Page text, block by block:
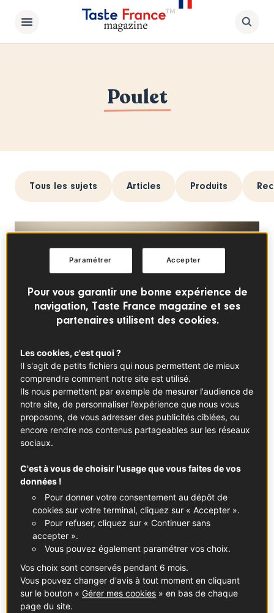
Poulet
Tous les sujets Articles Produits
Chicken Hezi
Pour le Foodies Challenge, Charlotte nous a tous
donné faim! Si vous souhaitez faire pareil avec vos
bon endroit, promis.
POULET DÉJEUNER
Pour vous garantir une bonne expérience de
navigation, Taste France magazine et ses
partenaires utilisent des cookies.
Les cookies, c'est quoi ?
Il s'agit de petits fichiers qui nous permettent de mieux
comprendre comment notre site est utilisé.
Ils nous permettent par exemple de mesurer l'audience de
notre site, de personnaliser l’expérience que nous vous
proposons, de vous adresser des publicités ciblées, ou
encore rendre nos contenus partageables sur les réseaux
sociaux.
C'est à vous de choisir l'usage que vous faites de vos
données !
Pour donner votre consentement au dépôt de
cookies sur votre terminal, cliquez sur « Accepter ».
Pour refuser, cliquez sur « Continuer sans
accepter ».
Vous pouvez également paramétrer vos choix.
Vos choix sont conservés pendant 6 mois.
Vous pouvez changer d'avis à tout moment en cliquant
sur le bouton « Gérer mes cookies » en bas de chaque
page du site.
Accepter
Paramétrer